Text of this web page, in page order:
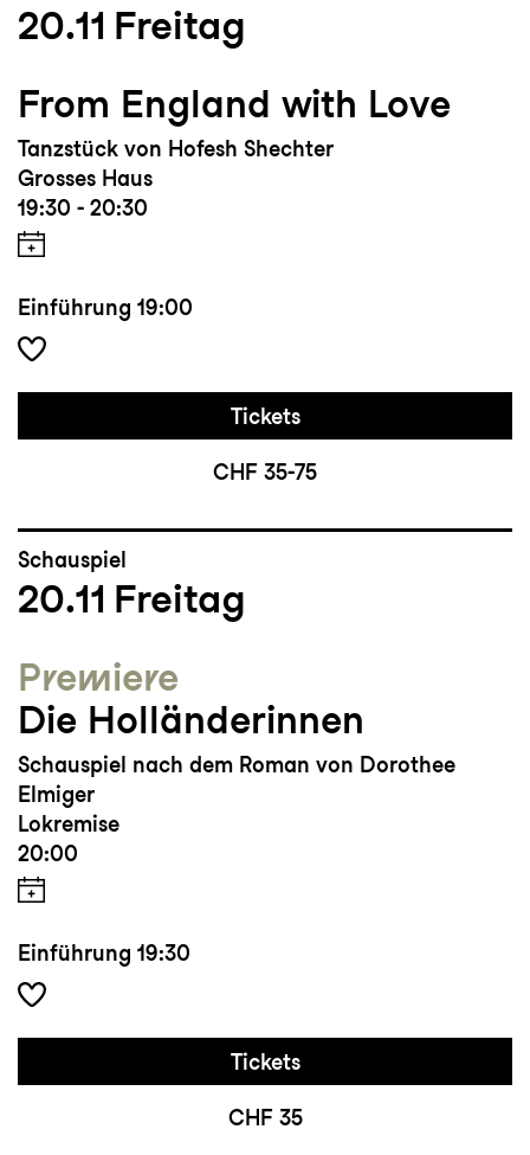
20.11 Freitag
From England with Love
Tanzstück von Hofesh Shechter
Grosses Haus
19:30 - 20:30
Einführung 19:00
Tickets
CHF 35-75
Schauspiel
20.11 Freitag
Premiere
Die Holländerinnen
Schauspiel nach dem Roman von Dorothee
Elmiger
Lokremise
20:00
Einführung 19:30
Tickets
CHF 35